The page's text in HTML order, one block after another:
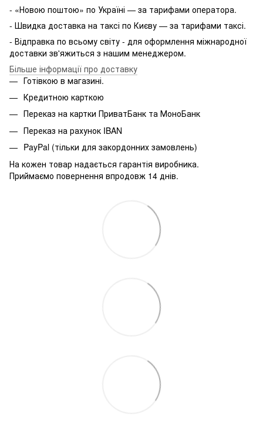
- «Новою поштою» по Україні — за тарифами оператора.
- Швидка доставка на таксі по Києву — за тарифами таксі.
- Відправка по всьому світу - для оформлення міжнародної
доставки зв'яжиться з нашим менеджером.
Більше інформації про доставку
Готівкою в магазині.
Кредитною карткою
Переказ на картки ПриватБанк та МоноБанк
Переказ на рахунок IBAN
PayPal (тільки для закордонних замовлень)
На кожен товар надається гарантія виробника.
Приймаємо повернення впродовж 14 днів.